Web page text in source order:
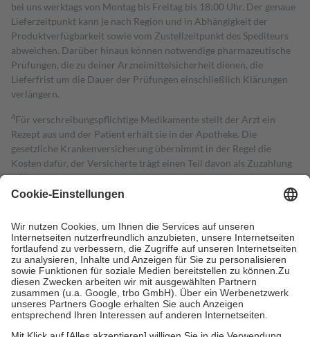
bei uns werktags von Montag bis Freitag bis 18:00 Uhr. Der genaue
Lieferzeitpunkt kann je nach Region und in Abhängigkeit der
Produktverfügbarkeit sowie vom Zustellzeitpunkt des Spediteurs
abweichen. Darüber hinaus können notwendige pharmazeutische
Prüfungen, die zu deiner Arzneimittelsicherheit dienen, die
Lieferfrist um die Dauer der Prüfungen einschließlich Klärungen
verlängern.
4Für verschreibungspflichtige Medikamente stellt der Arzt ein
Rezept aus und der Patient erhält sie in der Apotheke. Die
gesetzliche Krankenversicherung übernimmt in der Regel die
Kosten dafür, der Versicherte trägt einen Teil davon als Zuzahlung
mit.
Grundsätzlich leisten Mitglieder Zuzahlungen in Höhe von zehn
höchstens zehn Euro.
Es sind jedoch nie mehr als die tatsächlichen
Kosten der Leistung zu entrichten.
Diese Regeln gelten grundsätzlich auch für Online-Apotheken.
Bei Heilmitteln und häuslicher Krankenpflege beträgt die
Zuzahlung zehn Prozent der Kosten sowie zehn Euro je
Verordnung.
Um das Engagement der Versicherten für ihre eigene Gesundheit zu
stärken und die besondere Stellung der Familie zu unterstützen,